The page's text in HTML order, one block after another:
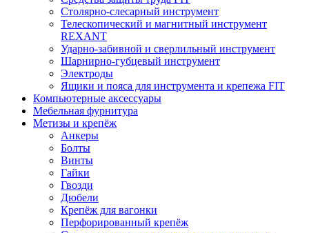
Столярно-слесарный инструмент
Телескопический и магнитный инструмент
REXANT
Ударно-забивной и сверлильный инструмент
Шарнирно-губцевый инструмент
Электроды
Ящики и пояса для инструмента и крепежа FIT
Компьютерные аксессуары
Мебельная фурнитура
Метизы и крепёж
Анкеры
Болты
Винты
Гайки
Гвозди
Дюбели
Крепёж для вагонки
Перфорированный крепёж